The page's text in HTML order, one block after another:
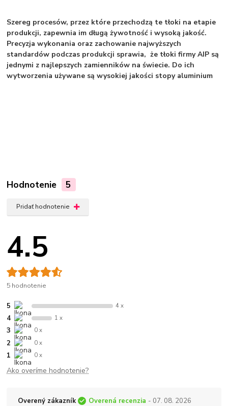
Szereg procesów, przez które przechodzą te tłoki na etapie
produkcji, zapewnia im długą żywotność i wysoką jakość.
Precyzja wykonania oraz zachowanie najwyższych
standardów podczas produkcji sprawia, że tłoki firmy AIP są
jednymi z najlepszych zamienników na świecie. Do ich
wytworzenia używane są wysokiej jakości stopy aluminium
Hodnotenie 5
Pridať hodnotenie
4.5
5 hodnotenie
5 4 x
4 1 x
3 0 x
2 0 x
1 0 x
Ako overíme hodnotenie?
Overený zákazník Overená recenzia - 07. 08. 2026